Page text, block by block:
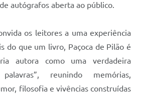
autógrafos aberta ao público.
os leitores a uma experiência
do que um livro, Paçoca de Pilão é
autora como uma verdadeira
reunindo memórias,
filosofia e vivências construídas